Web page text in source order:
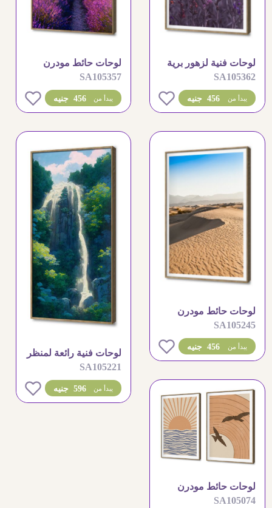
لوحات فنية لزهور برية
ملونة لديكور المنزل
SA105362
456 جنيه يبدأ من
لوحات حائط مودرن
لحقول اللافندر الساحرة
SA105357
456 جنيه يبدأ من
لوحات حائط مودرن
لمناظر طبيعية وكثبان
رملية
SA105245
456 جنيه يبدأ من 0
لوحات فنية رائعة لمنظر
طبيعي لشلال وسط
الغابات
SA105221
596 جنيه يبدأ من 0
لوحات حائط مودرن
لغروب الشمس وطيور
SA105074